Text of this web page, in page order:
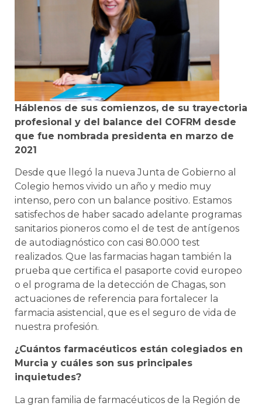
Háblenos de sus comienzos, de su trayectoria
profesional y del balance del COFRM desde
que fue nombrada presidenta en marzo de
2021
Desde que llegó la nueva Junta de Gobierno al
Colegio hemos vivido un año y medio muy
intenso, pero con un balance positivo. Estamos
satisfechos de haber sacado adelante programas
sanitarios pioneros como el de test de antígenos
de autodiagnóstico con casi 80.000 test
realizados. Que las farmacias hagan también la
prueba que certifica el pasaporte covid europeo
o el programa de la detección de Chagas, son
actuaciones de referencia para fortalecer la
farmacia asistencial, que es el seguro de vida de
nuestra profesión.
¿Cuántos farmacéuticos están colegiados en
Murcia y cuáles son sus principales
inquietudes?
La gran familia de farmacéuticos de la Región de